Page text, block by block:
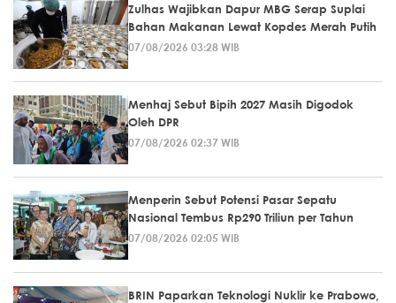
Zulhas Wajibkan Dapur MBG Serap Suplai
Bahan Makanan Lewat Kopdes Merah Putih
07/08/2026 03:28 WIB
Menhaj Sebut Bipih 2027 Masih Digodok
Oleh DPR
07/08/2026 02:37 WIB
Menperin Sebut Potensi Pasar Sepatu
Nasional Tembus Rp290 Triliun per Tahun
07/08/2026 02:05 WIB
BRIN Paparkan Teknologi Nuklir ke Prabowo,